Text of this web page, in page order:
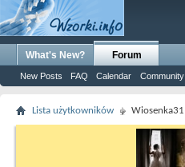
What's New? Forum
New Posts FAQ Calendar Community
Lista użytkowników Wiosenka31